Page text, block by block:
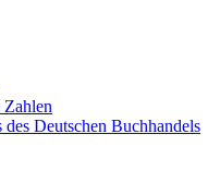
Deutschen Buchhandels